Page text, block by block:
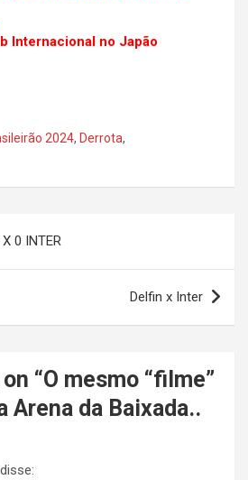
Internacional no Japão
2024, Derrota,
0 INTER
Delfin x Inter
“O mesmo “filme”
Arena da Baixada..
disse: